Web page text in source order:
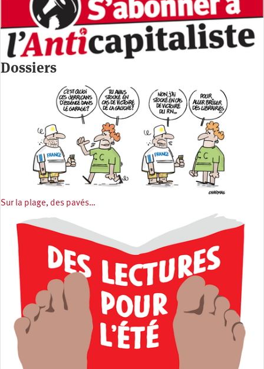
Dossiers
Sur la plage, des pavés…